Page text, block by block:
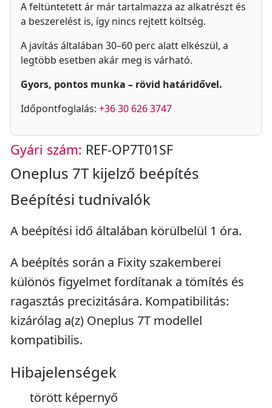
A feltüntetett ár már tartalmazza az alkatrészt és
a beszerelést is, így nincs rejtett költség.
A javítás általában 30–60 perc alatt elkészül, a
legtöbb esetben akár meg is várható.
Gyors, pontos munka – rövid határidővel.
Időpontfoglalás: +36 30 626 3747
Gyári szám: REF-OP7T01SF
Oneplus 7T kijelző beépítés
Beépítési tudnivalók
A beépítési idő általában körülbelül 1 óra.
A beépítés során a Fixity szakemberei
különös figyelmet fordítanak a tömítés és
ragasztás precizitására. Kompatibilitás:
kizárólag a(z) Oneplus 7T modellel
kompatibilis.
Hibajelenségek
törött képernyő